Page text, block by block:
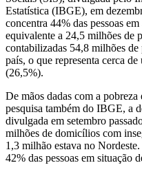
Estatística (IBGE), em
concentra 44% das pessoas
equivalente a 24,5 milhões de
contabilizadas 54,8 milhões de
país, o que representa cerca
(26,5%).
De mãos dadas com a
pesquisa também do IBGE, a
divulgada em setembro
milhões de domicílios com
1,3 milhão estava no
42% das pessoas em situação